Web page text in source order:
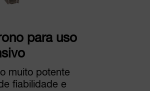
para uso
muito potente
fiabilidade e